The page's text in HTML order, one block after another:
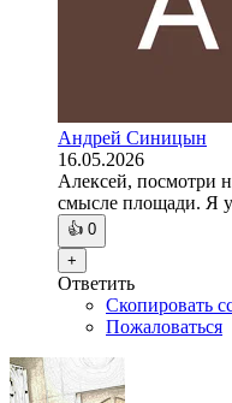
Андрей Синицын
16.05.2026
Алексей, посмотри
смысле площади. Я
👍 0
+
Ответить
Скопировать
Пожаловаться